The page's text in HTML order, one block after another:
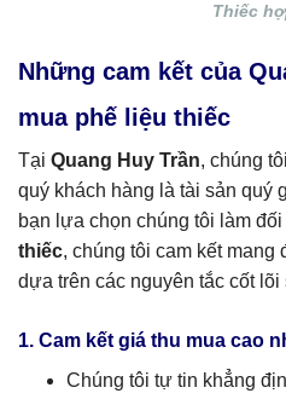
Thiếc
Những cam kết của
mua phế liệu thiếc
Tại Quang Huy Trần, chúng
quý khách hàng là tài sản quý
bạn lựa chọn chúng tôi làm đối
thiếc, chúng tôi cam kết mang
dựa trên các nguyên tắc cốt lõi
1. Cam kết giá thu mua cao
Chúng tôi tự tin khẳng